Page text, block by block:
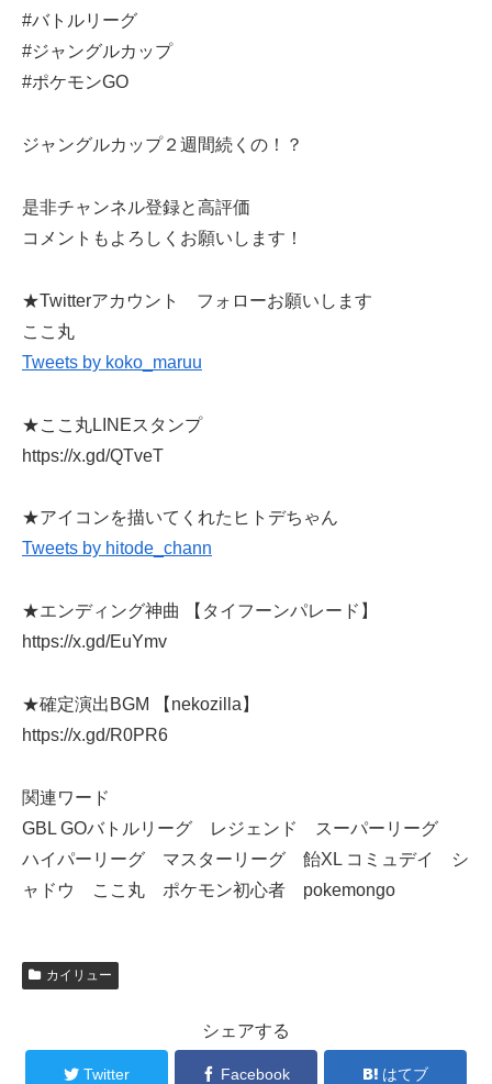
#バトルリーグ
#ジャングルカップ
#ポケモンGO
ジャングルカップ２週間続くの！？
是非チャンネル登録と高評価
コメントもよろしくお願いします！
★Twitterアカウント フォローお願いします
ここ丸
Tweets by koko_maruu
★ここ丸LINEスタンプ
https://x.gd/QTveT
★アイコンを描いてくれたヒトデちゃん
Tweets by hitode_chann
★エンディング神曲 【タイフーンパレード】
https://x.gd/EuYmv
★確定演出BGM 【nekozilla】
https://x.gd/R0PR6
関連ワード
GBL GOバトルリーグ レジェンド スーパーリーグ
ハイパーリーグ マスターリーグ 飴XL コミュデイ シ
ャドウ ここ丸 ポケモン初心者 pokemongo
カイリュー
シェアする
Twitter Facebook はてブ